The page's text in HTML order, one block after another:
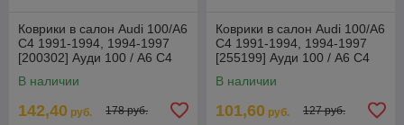
Коврики в салон Audi 100/A6
C4 1991-1994, 1994-1997
[200302] Ауди 100 / А6 С4
В наличии
142,40 руб. 178 руб.
Коврики в салон Audi 100/A6
C4 1991-1994, 1994-1997
[255199] Ауди 100 / А6 С4
В наличии
101,60 руб. 127 руб.